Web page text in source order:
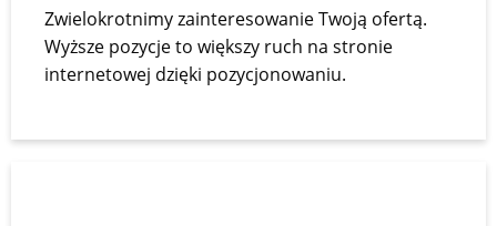
Zwielokrotnimy zainteresowanie Twoją ofertą.
Wyższe pozycje to większy ruch na stronie
internetowej dzięki pozycjonowaniu.